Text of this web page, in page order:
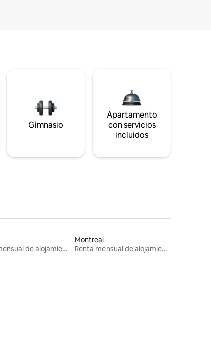
Gimnasio
Apartamento
con servicios
incluidos
Renta mensual de alojamientos
Montreal
Renta mensual de alojamientos